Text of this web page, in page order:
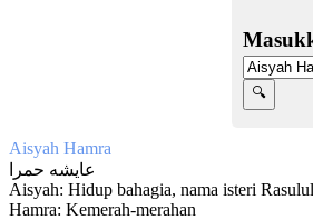
Aisyah Hamra
عايشه حمرا
Aisyah: Hidup bahagia, nama isteri
Hamra: Kemerah-merahan